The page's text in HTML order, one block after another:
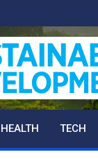
HEALTH TECH